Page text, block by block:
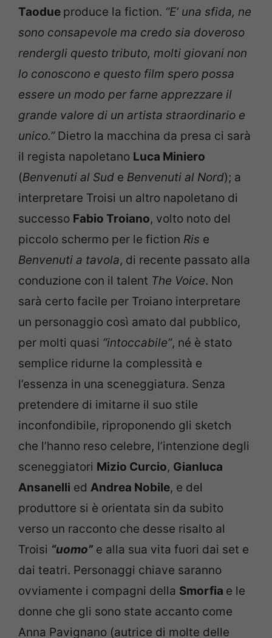
Taodue produce la fiction. “E’ una sfida, ne
sono consapevole ma credo sia doveroso
rendergli questo tributo, molti giovani non
lo conoscono e questo film spero possa
essere un modo per farne apprezzare il
grande valore di un artista straordinario e
unico.”Dietro la macchina da presa ci sarà
il regista napoletano Luca Miniero
(Benvenuti al Sud e Benvenuti al Nord); a
interpretare Troisi un altro napoletano di
successo Fabio Troiano, volto noto del
piccolo schermo per le fiction Ris e
Benvenuti a tavola, di recente passato alla
conduzione con il talent The Voice. Non
sarà certo facile per Troiano interpretare
un personaggio così amato dal pubblico,
per molti quasi “intoccabile”, né è stato
semplice ridurne la complessità e
l’essenza in una sceneggiatura. Senza
pretendere di imitarne il suo stile
inconfondibile, riproponendo gli sketch
che l’hanno reso celebre, l’intenzione degli
sceneggiatori Mizio Curcio, Gianluca
Ansanelli ed Andrea Nobile, e del
produttore si è orientata sin da subito
verso un racconto che desse risalto al
Troisi “uomo” e alla sua vita fuori dai set e
dai teatri. Personaggi chiave saranno
ovviamente i compagni della Smorfia e le
donne che gli sono state accanto come
Anna Pavignano (autrice di molte delle